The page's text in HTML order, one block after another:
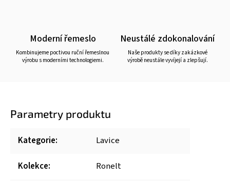
Moderní řemeslo
Kombinujeme poctivou ruční řemeslnou
výrobu s moderními technologiemi.
Neustálé zdokonalování
Naše produkty se díky zakázkové
výrobě neustále vyvíjejí a zlepšují.
Parametry produktu
Kategorie: Lavice
Kolekce: Ronelt